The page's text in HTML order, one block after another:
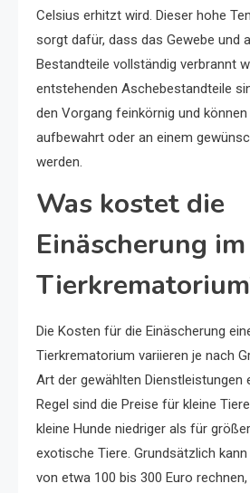
Celsius erhitzt wird. Dieser hohe
sorgt dafür, dass das Gewebe und
Bestandteile vollständig verbrannt
entstehenden Aschebestandteile
den Vorgang feinkörnig und können
aufbewahrt oder an einem
werden.
Was kostet die
Einäscherung im
Die Kosten für die Einäscherung
Tierkrematorium variieren je nach
Art der gewählten Dienstleistungen
Regel sind die Preise für kleine
kleine Hunde niedriger als für
exotische Tiere. Grundsätzlich
von etwa 100 bis 300 Euro